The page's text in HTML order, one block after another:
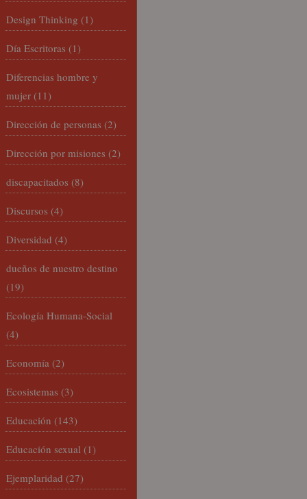
Design Thinking (1)
Día Escritoras (1)
Diferencias hombre y
mujer (11)
Dirección de personas (2)
Dirección por misiones (2)
discapacitados (8)
Discursos (4)
Diversidad (4)
dueños de nuestro destino
(19)
Ecología Humana-Social
(4)
Economía (2)
Ecosistemas (3)
Educación (143)
Educación sexual (1)
Ejemplaridad (27)